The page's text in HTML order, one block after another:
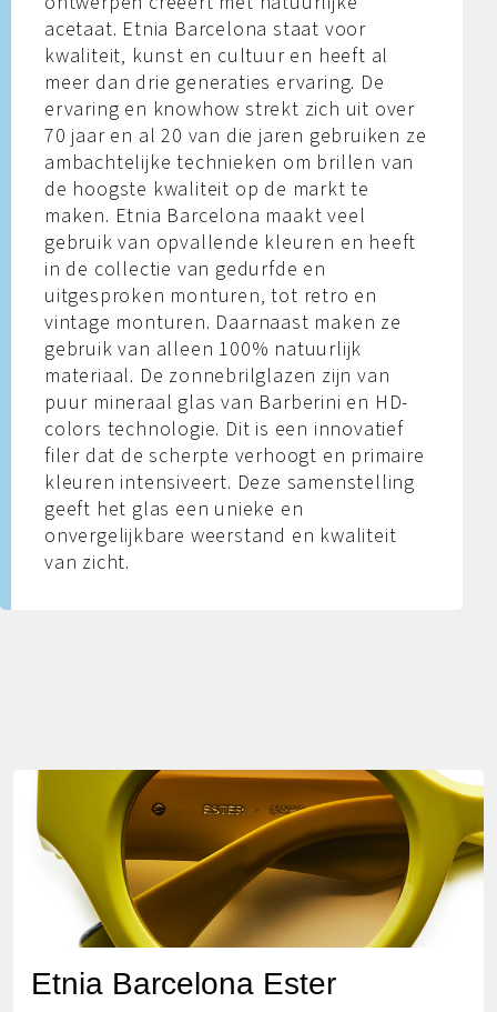
acetaat. Etnia Barcelona staat voor
kwaliteit, kunst en cultuur en heeft al
meer dan drie generaties ervaring. De
ervaring en knowhow strekt zich uit over
70 jaar en al 20 van die jaren gebruiken ze
ambachtelijke technieken om brillen van
de hoogste kwaliteit op de markt te
maken. Etnia Barcelona maakt veel
gebruik van opvallende kleuren en heeft
in de collectie van gedurfde en
uitgesproken monturen, tot retro en
vintage monturen. Daarnaast maken ze
gebruik van alleen 100% natuurlijk
materiaal. De zonnebrilglazen zijn van
puur mineraal glas van Barberini en HD-
colors technologie. Dit is een innovatief
filer dat de scherpte verhoogt en primaire
kleuren intensiveert. Deze samenstelling
geeft het glas een unieke en
onvergelijkbare weerstand en kwaliteit
van zicht.
Etnia Barcelona Ester